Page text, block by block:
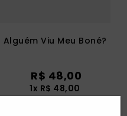
Alguém Viu Meu Boné?
R$ 48,00
1x R$ 48,00